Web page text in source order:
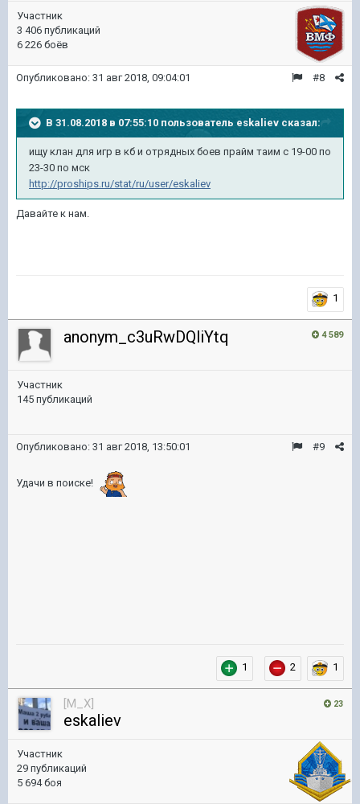
Участник
3 406 публикаций
6 226 боёв
#8
Опубликовано: 31 авг 2018, 09:04:01
В 31.08.2018 в 07:55:10 пользователь eskaliev сказал:
ищу клан для игр в кб и отрядных боев прайм таим с 19-00 по
23-30 по мск
http://proships.ru/stat/ru/user/eskaliev
Давайте к нам.
1
4 589
anonym_c3uRwDQliYtq
Участник
145 публикаций
#9
Опубликовано: 31 авг 2018, 13:50:01
Удачи в поиске!
1 2 1
23
[M_X]
eskaliev
Участник
29 публикаций
5 694 боя